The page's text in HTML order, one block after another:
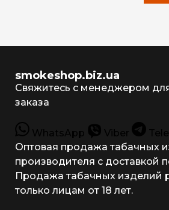
smokeshop.biz.ua
Свяжитесь с менеджером
заказа
WhatsApp Viber
Оптовая продажа табачных
производителя с доставкой
Продажа табачных изделий
только лицам от 18 лет.